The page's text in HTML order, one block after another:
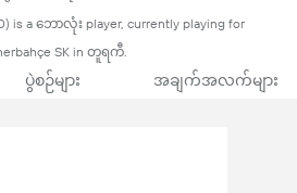
is a ဘောလုံး player, currently playing for
SK in တူရကီ.
ပွဲစဉ်များ အချက်အလက်များ